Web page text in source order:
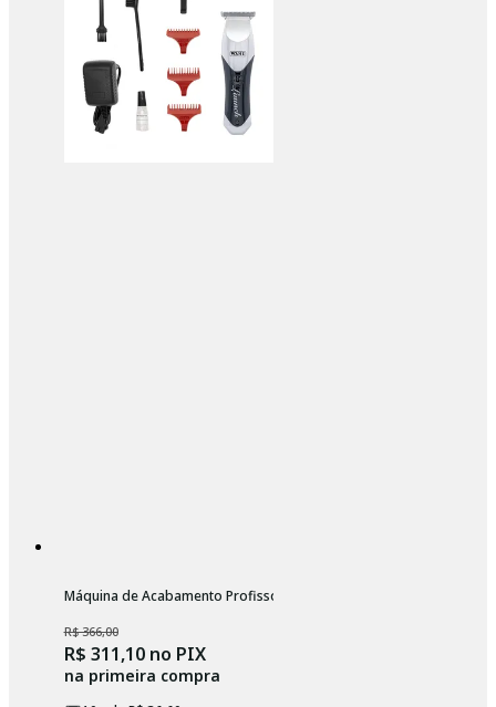
Máquina de Acabamento Profissopnal Wahl Launch Trimmer
R$ 366,00
R$ 311,10no PIX
na primeira compra